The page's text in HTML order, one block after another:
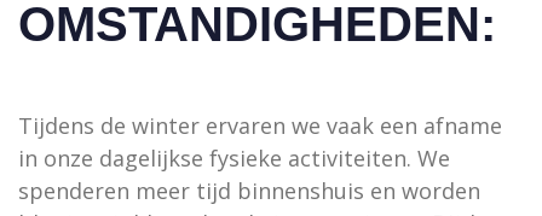
OMSTANDIGHEDEN:
Tijdens de winter ervaren we vaak een afname
in onze dagelijkse fysieke activiteiten. We
spenderen meer tijd binnenshuis en worden